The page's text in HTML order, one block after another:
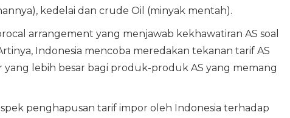
kedelai dan crude Oil (minyak mentah).
arrangement yang menjawab kekhawatiran AS soal
Indonesia mencoba meredakan tekanan tarif AS
lebih besar bagi produk-produk AS yang memang
penghapusan tarif impor oleh Indonesia terhadap